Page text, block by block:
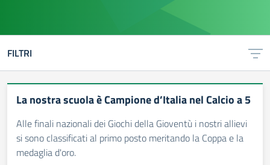
FILTRI
La nostra scuola è Campione d’Italia nel Calcio a 5
Alle finali nazionali dei Giochi della Gioventù i nostri allievi
si sono classificati al primo posto meritando la Coppa e la
medaglia d'oro.